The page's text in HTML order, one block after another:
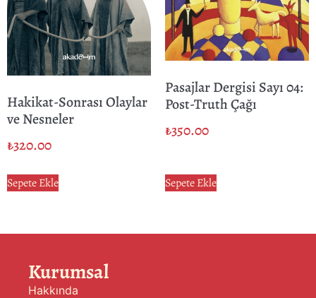
Hakikat-Sonrası Olaylar
ve Nesneler
₺320.00
Sepete Ekle
Pasajlar Dergisi Sayı 04:
Post-Truth Çağı
₺350.00
Sepete Ekle
Kurumsal
Hakkında